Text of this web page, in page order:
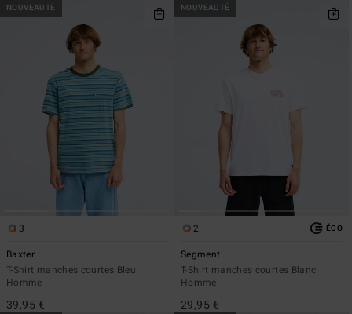
NOUVEAUTÉ
3
Baxter
T-Shirt manches courtes Bleu
Homme
39,95 €
NOUVEAUTÉ
2 ÉCO
Segment
T-Shirt manches courtes Blanc
Homme
29,95 €